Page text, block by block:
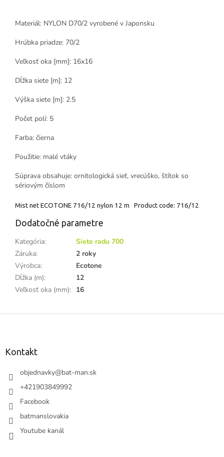
Materiál: NYLON D70/2 vyrobené v Japonsku
Hrúbka priadze: 70/2
Veľkosť oka [mm]: 16x16
Dĺžka siete [m]: 12
Výška siete [m]: 2.5
Počet polí: 5
Farba: čierna
Použitie: malé vtáky
Súprava obsahuje: ornitologická sieť, vrecúško, štítok so
sériovým číslom
Mist net ECOTONE 716/12 nylon 12 m Product code: 716/12
Dodatočné parametre
Kategória:
Siete radu 700
Záruka:
2 roky
Výrobca:
Ecotone
Dĺžka (m):
12
Veľkosť oka (mm): 16
Kontakt
objednavky@bat-man.sk
+421903849992
Facebook
batmanslovakia
Youtube kanál